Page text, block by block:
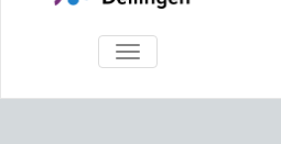
TOGGLE
NAVIGATION